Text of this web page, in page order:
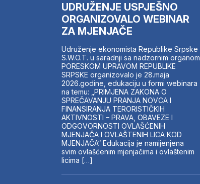
UDRUŽENJE USPJEŠNO
ORGANIZOVALO WEBINAR
ZA MJENJAČE
Udruženje ekonomista Republike Srpske
S.W.O.T. u saradnji sa nadzornim organom
PORESKOM UPRAVOM REPUBLIKE
SRPSKE organizovalo je 28.maja
2026.godine, edukaciju u formi webinara
na temu: „PRIMJENA ZAKONA O
SPREČAVANJU PRANJA NOVCA I
FINANSIRANJA TERORISTIČKIH
AKTIVNOSTI – PRAVA, OBAVEZE I
ODGOVORNOSTI OVLAŠĆENIH
MJENJAČA I OVLAŠTENIH LICA KOD
MJENJAČA“ Edukacija je namijenjena
svim ovlašćenim mjenjačima i ovlaštenim
licima […]